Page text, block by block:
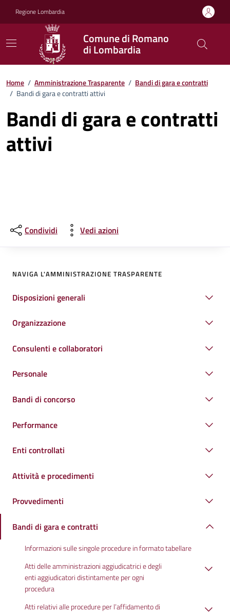
Regione Lombardia
Comune di Romano
di Lombardia
Home / Amministrazione Trasparente / Bandi di gara e contratti
/ Bandi di gara e contratti attivi
Bandi di gara e contratti
attivi
Condividi Vedi azioni
NAVIGA L'AMMINISTRAZIONE TRASPARENTE
Disposizioni generali
Organizzazione
Consulenti e collaboratori
Personale
Bandi di concorso
Performance
Enti controllati
Attività e procedimenti
Provvedimenti
Bandi di gara e contratti
Informazioni sulle singole procedure in formato tabellare
Atti delle amministrazioni aggiudicatrici e degli
enti aggiudicatori distintamente per ogni
procedura
Atti relativi alle procedure per l’affidamento di